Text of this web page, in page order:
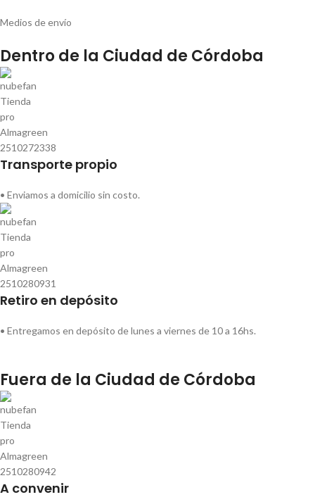
Medios de envío
Dentro de la Ciudad de Córdoba
Transporte propio
• Enviamos a domicilio sin costo.
Retiro en depósito
• Entregamos en depósito de lunes a viernes de 10 a 16hs.
Fuera de la Ciudad de Córdoba
A convenir